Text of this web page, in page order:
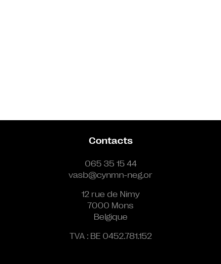
Contacts
065 35 15 44
vasb@cynmn-neg.or
12 rue de Nimy
7000 Mons
Belgique
TVA : BE 0452.781.152